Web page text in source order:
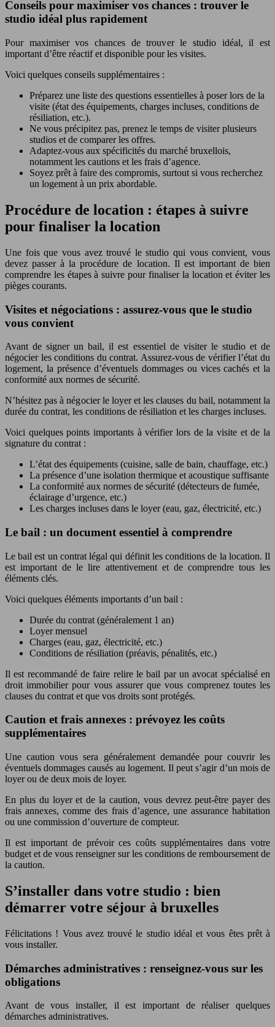
Conseils pour maximiser vos chances : trouver le
studio idéal plus rapidement
Pour maximiser vos chances de trouver le studio idéal, il est
important d’être réactif et disponible pour les visites.
Voici quelques conseils supplémentaires :
Préparez une liste des questions essentielles à poser lors de la
visite (état des équipements, charges incluses, conditions de
résiliation, etc.).
Ne vous précipitez pas, prenez le temps de visiter plusieurs
studios et de comparer les offres.
Adaptez-vous aux spécificités du marché bruxellois,
notamment les cautions et les frais d’agence.
Soyez prêt à faire des compromis, surtout si vous recherchez
un logement à un prix abordable.
Procédure de location : étapes à suivre
pour finaliser la location
Une fois que vous avez trouvé le studio qui vous convient, vous
devez passer à la procédure de location. Il est important de bien
comprendre les étapes à suivre pour finaliser la location et éviter les
pièges courants.
Visites et négociations : assurez-vous que le studio
vous convient
Avant de signer un bail, il est essentiel de visiter le studio et de
négocier les conditions du contrat. Assurez-vous de vérifier l’état du
logement, la présence d’éventuels dommages ou vices cachés et la
conformité aux normes de sécurité.
N’hésitez pas à négocier le loyer et les clauses du bail, notamment la
durée du contrat, les conditions de résiliation et les charges incluses.
Voici quelques points importants à vérifier lors de la visite et de la
signature du contrat :
L’état des équipements (cuisine, salle de bain, chauffage, etc.)
La présence d’une isolation thermique et acoustique suffisante
La conformité aux normes de sécurité (détecteurs de fumée,
éclairage d’urgence, etc.)
Les charges incluses dans le loyer (eau, gaz, électricité, etc.)
Le bail : un document essentiel à comprendre
Le bail est un contrat légal qui définit les conditions de la location. Il
est important de le lire attentivement et de comprendre tous les
éléments clés.
Voici quelques éléments importants d’un bail :
Durée du contrat (généralement 1 an)
Loyer mensuel
Charges (eau, gaz, électricité, etc.)
Conditions de résiliation (préavis, pénalités, etc.)
Il est recommandé de faire relire le bail par un avocat spécialisé en
droit immobilier pour vous assurer que vous comprenez toutes les
clauses du contrat et que vos droits sont protégés.
Caution et frais annexes : prévoyez les coûts
supplémentaires
Une caution vous sera généralement demandée pour couvrir les
éventuels dommages causés au logement. Il peut s’agir d’un mois de
loyer ou de deux mois de loyer.
En plus du loyer et de la caution, vous devrez peut-être payer des
frais annexes, comme des frais d’agence, une assurance habitation
ou une commission d’ouverture de compteur.
Il est important de prévoir ces coûts supplémentaires dans votre
budget et de vous renseigner sur les conditions de remboursement de
la caution.
S’installer dans votre studio : bien
démarrer votre séjour à bruxelles
Félicitations ! Vous avez trouvé le studio idéal et vous êtes prêt à
vous installer.
Démarches administratives : renseignez-vous sur les
obligations
Avant de vous installer, il est important de réaliser quelques
démarches administratives.